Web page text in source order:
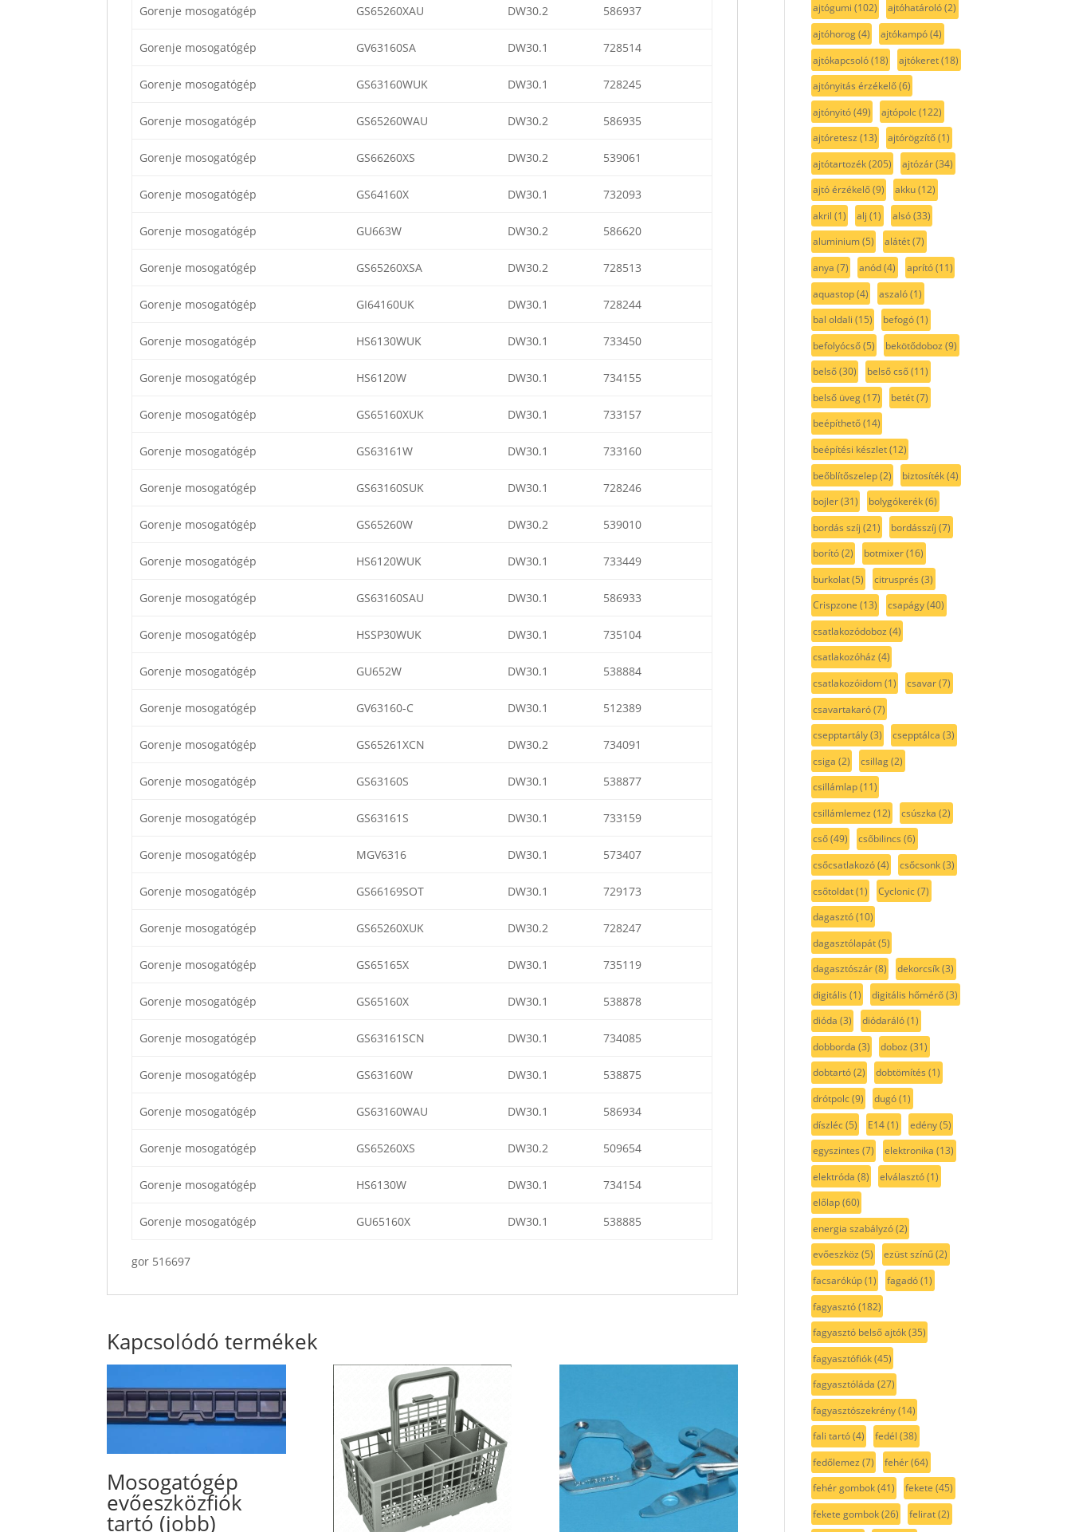
Gorenje mosogatógép GS65260XAU DW30.2 586937
Gorenje mosogatógép GV63160SA DW30.1 728514
Gorenje mosogatógép GS63160WUK DW30.1 728245
Gorenje mosogatógép GS65260WAU DW30.2 586935
Gorenje mosogatógép GS66260XS DW30.2 539061
Gorenje mosogatógép GS64160X DW30.1 732093
Gorenje mosogatógép GU663W DW30.2 586620
Gorenje mosogatógép GS65260XSA DW30.2 728513
Gorenje mosogatógép GI64160UK DW30.1 728244
Gorenje mosogatógép HS6130WUK DW30.1 733450
Gorenje mosogatógép HS6120W DW30.1 734155
Gorenje mosogatógép GS65160XUK DW30.1 733157
Gorenje mosogatógép GS63161W DW30.1 733160
Gorenje mosogatógép GS63160SUK DW30.1 728246
Gorenje mosogatógép GS65260W DW30.2 539010
Gorenje mosogatógép HS6120WUK DW30.1 733449
Gorenje mosogatógép GS63160SAU DW30.1 586933
Gorenje mosogatógép HSSP30WUK DW30.1 735104
Gorenje mosogatógép GU652W DW30.1 538884
Gorenje mosogatógép GV63160-C DW30.1 512389
Gorenje mosogatógép GS65261XCN DW30.2 734091
Gorenje mosogatógép GS63160S DW30.1 538877
Gorenje mosogatógép GS63161S DW30.1 733159
Gorenje mosogatógép MGV6316 DW30.1 573407
Gorenje mosogatógép GS66169SOT DW30.1 729173
Gorenje mosogatógép GS65260XUK DW30.2 728247
Gorenje mosogatógép GS65165X DW30.1 735119
Gorenje mosogatógép GS65160X DW30.1 538878
Gorenje mosogatógép GS63161SCN DW30.1 734085
Gorenje mosogatógép GS63160W DW30.1 538875
Gorenje mosogatógép GS63160WAU DW30.1 586934
Gorenje mosogatógép GS65260XS DW30.2 509654
Gorenje mosogatógép HS6130W DW30.1 734154
Gorenje mosogatógép GU65160X DW30.1 538885
gor 516697
Kapcsolódó termékek
Mosogatógép
evőeszközfiók
tartó (jobb)
ajtógumi (102) ajtóhatároló(2)
ajtóhorog(4) ajtókampó(4)
ajtókapcsoló(18) ajtókeret(18)
ajtónyitás érzékelő(6)
ajtónyitó(49) ajtópolc(122)
ajtóretesz (13) ajtórögzítő(1)
ajtótartozék(205) ajtózár(34)
ajtó érzékelő(9) akku(12)
akril (1) alj (1) alsó(33)
aluminium(5) alátét(7)
anya (7) anód(4) aprító(11)
aquastop(4) aszaló(1)
bal oldali (15) befogó(1)
befolyócső(5) bekötődoboz (9)
belső(30) belső cső(11)
belső üveg(17) betét(7)
beépíthető(14)
beépítési készlet(12)
beőblítőszelep(2) biztosíték(4)
bojler(31) bolygókerék(6)
bordás szíj (21) bordásszíj (7)
borító(2) botmixer(16)
burkolat(5) citrusprés (3)
Crispzone (13) csapágy(40)
csatlakozódoboz (4)
csatlakozóház (4)
csatlakozóidom(1) csavar(7)
csavartakaró(7)
csepptartály(3) csepptálca (3)
csiga (2) csillag(2)
csillámlap(11)
csillámlemez (12) csúszka (2)
cső(49) csőbilincs (6)
csőcsatlakozó(4) csőcsonk(3)
csőtoldat(1) Cyclonic(7)
dagasztó(10)
dagasztólapát(5)
dagasztószár(8) dekorcsík(3)
digitális (1) digitális hőmérő(3)
dióda (3) diódaráló(1)
dobborda (3) doboz (31)
dobtartó(2) dobtömítés (1)
drótpolc(9) dugó(1)
díszléc(5) E14(1) edény(5)
egyszintes (7) elektronika (13)
elektróda (8) elválasztó(1)
előlap(60)
energia szabályzó(2)
evőeszköz (5) ezüst színű(2)
facsarókúp(1) fagadó(1)
fagyasztó(182)
fagyasztó belső ajtók(35)
fagyasztófiók(45)
fagyasztóláda (27)
fagyasztószekrény(14)
fali tartó(4) fedél (38)
fedőlemez (7) fehér(64)
fehér gombok(41) fekete (45)
fekete gombok(26) felirat(2)